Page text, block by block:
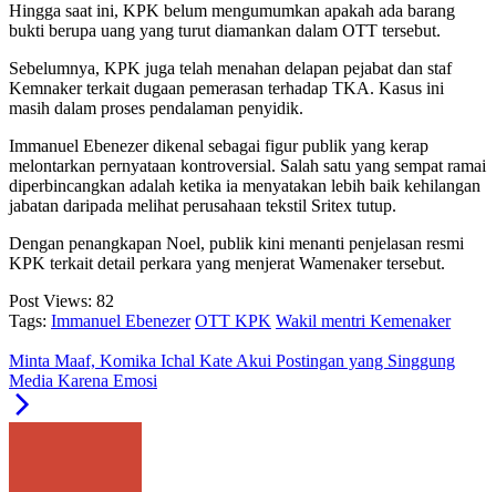
Hingga saat ini, KPK belum mengumumkan apakah ada barang
bukti berupa uang yang turut diamankan dalam OTT tersebut.
Sebelumnya, KPK juga telah menahan delapan pejabat dan staf
Kemnaker terkait dugaan pemerasan terhadap TKA. Kasus ini
masih dalam proses pendalaman penyidik.
Immanuel Ebenezer dikenal sebagai figur publik yang kerap
melontarkan pernyataan kontroversial. Salah satu yang sempat ramai
diperbincangkan adalah ketika ia menyatakan lebih baik kehilangan
jabatan daripada melihat perusahaan tekstil Sritex tutup.
Dengan penangkapan Noel, publik kini menanti penjelasan resmi
KPK terkait detail perkara yang menjerat Wamenaker tersebut.
Post Views: 82
Tags: Immanuel Ebenezer OTT KPK Wakil mentri Kemenaker
Minta Maaf, Komika Ichal Kate Akui Postingan yang Singgung
Media Karena Emosi